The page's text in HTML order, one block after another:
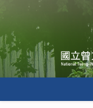
轉
至
主
要
內